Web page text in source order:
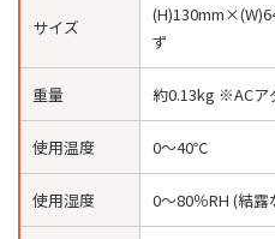
サイズ
ず
重量 約0.13kg ※ACア
使用温度 0〜40℃
使用湿度 0〜80％RH (結露